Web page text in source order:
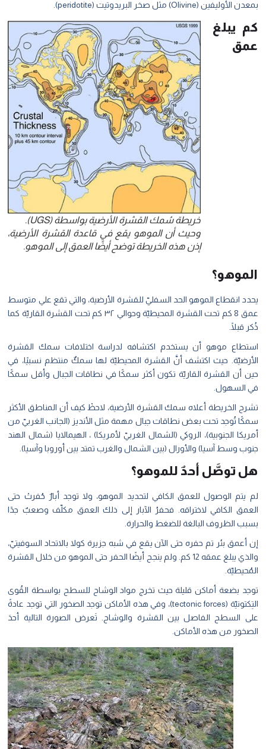
بمعدن الأوليفين (Olivine) مثل صخر البريدوتيت (peridotite).
خريطة سُمك القشرة الأرضية بواسطة (UGS).
وحيث أن الموهو يقع في قاعدة القشرة الأرضية،
إذن هذه الخريطة توضح أيضًا العمق إلى الموهو.
كم يبلغ
عمق
الموهو؟
يحدد انقطاع الموهو الحد السفليّ للقشرة الأرضية، والتي تقع علي متوسط
عمق 8 كم تحت القشرة المحيطيّة وحوالي ٣٢ كم تحت القشرة القاريّة كما
ذُكر قبلًا.
استطاع موهو أن يستخدم اكتشافه لدراسة اختلافات سمك القشرة
الأرضيّة. حيث اكتشف أنَّ القشرة المحيطيّة لها سمكٌ منتظم نسبيًا، في
حين أن القشرة القاريّة تكون أكثر سمكًا في نطاقات الجبال وأقل سمكًا
في السهول.
تشرح الخريطة أعلاه سمك القشرة الأرضية، لاحظْ كيف أن المناطق الأكثر
سمكًا تُوجد تحت بعض نطاقات جبال مهمة مثل الأنديز (الجانب الغربيّ من
أمريكا الجنوبية)، الروكي (الشمال الغربيّ لأمريكا) ، الهيمالايا (شمال الهند
جنوب وسط آسيا) والأورال (بين الشمال والغرب تمتد بين أوروبا وآسيا).
هل توصَّل أحدٌ للموهو؟
لم يتم الوصول للعمق الكافي لتحديد الموهو، ولا توجد أبارٌ حُفرتْ حتى
العمق الكافي لاختراقه. فحفرُ الآبار إلى ذلك العمق مكلّف وصعبٌ جدًا
بسبب الظروف البالغة للضغط والحرارة.
إن أعمق بئر تم حفره حتى الآن يقع في شبه جزيرة كولا بالاتحاد السوفيتيّ،
والذي يبلغ عمقه 12 كم.
ولم ينجح أيضًا الحفر حتى الموهو من خلال القشرة
المُحيطيّة.
توجد بضعة أماكن قليلة حيث تخرج مواد الوشاح للسطح بواسطة القُوى
التِكتونيّة (tectonic forces)، وفي هذه الأماكن توجد الصخور التي توجد عادةً
على السطح الفاصل بين القشرة والوشاح. تَعرض الصورة التالية أحدَ
الصخور من هذه الأماكن.